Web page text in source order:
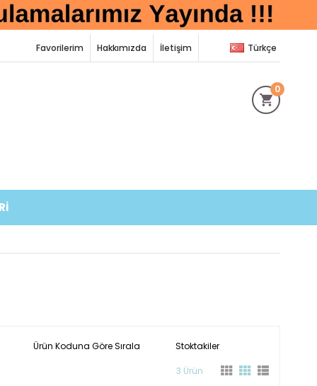
Hakkımızda İletişim
Favorilerim Türkçe
0
Ürün Koduna Göre Sırala Stoktakiler
3 Ürün